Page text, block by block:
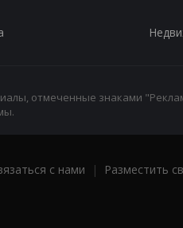
отмеченные знаками
с нами | Разместить